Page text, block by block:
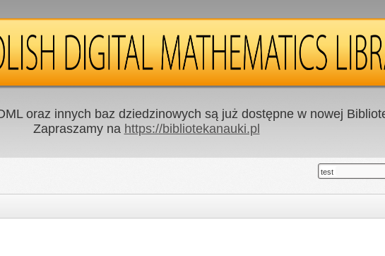
oraz innych baz dziedzinowych są już dostępne w nowej
Zapraszamy na https://bibliotekanauki.pl
test